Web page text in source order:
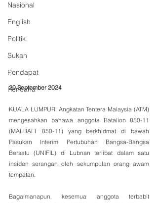
Nasional
English
Politik
Sukan
Pendapat
Rencana
20 September 2024
KUALA LUMPUR: Angkatan Tentera Malaysia (ATM)
mengesahkan bahawa anggota Batalion 850-11
(MALBATT 850-11) yang berkhidmat di bawah
Pasukan Interim Pertubuhan Bangsa-Bangsa
Bersatu (UNIFIL) di Lubnan terlibat dalam satu
insiden serangan oleh sekumpulan orang awam
tempatan.
Bagaimanapun, kesemua anggota terbabit